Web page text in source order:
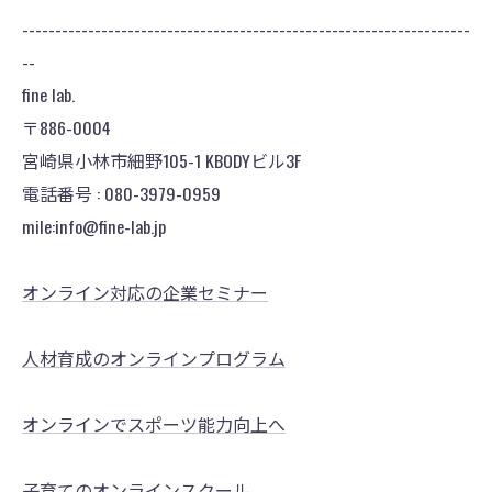
--------------------------------------------------------------------
--
fine lab.
〒886-0004
宮崎県小林市細野105-1 KBODYビル3F
電話番号 : 080-3979-0959
mile:info@fine-lab.jp
オンライン対応の企業セミナー
人材育成のオンラインプログラム
オンラインでスポーツ能力向上へ